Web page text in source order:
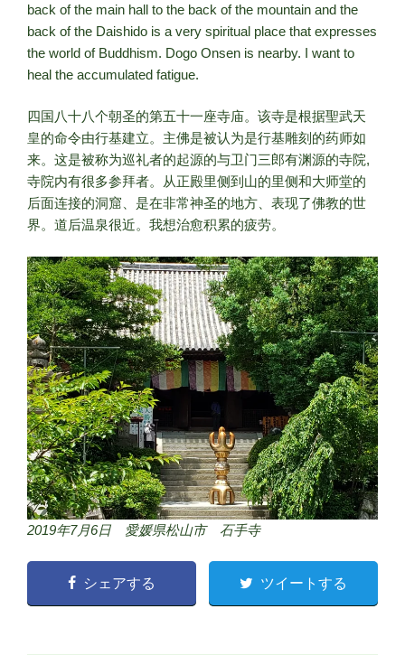
back of the main hall to the back of the mountain and the
back of the Daishido is a very spiritual place that expresses
the world of Buddhism. Dogo Onsen is nearby. I want to
heal the accumulated fatigue.
四国八十八个朝圣的第五十一座寺庙。该寺是根据聖武天
皇的命令由行基建立。主佛是被认为是行基雕刻的药师如
来。这是被称为巡礼者的起源的与卫门三郎有渊源的寺院,
寺院内有很多参拜者。从正殿里侧到山的里侧和大师堂的
后面连接的洞窟、是在非常神圣的地方、表现了佛教的世
界。道后温泉很近。我想治愈积累的疲劳。
2019年7月6日 愛媛県松山市 石手寺
シェアする ツイートする